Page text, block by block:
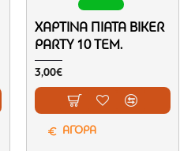
ΧΆΡΤΙΝΑ ΠΙΆΤΑ BIKER
PARTY 10 ΤΕΜ.
3,00€
ΑΓΟΡΑ